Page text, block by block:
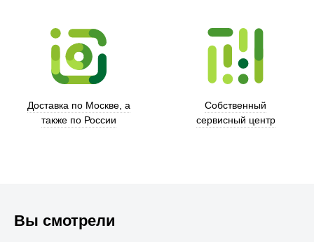
Доставка по Москве, а
также по России
Собственный
сервисный центр
Вы смотрели